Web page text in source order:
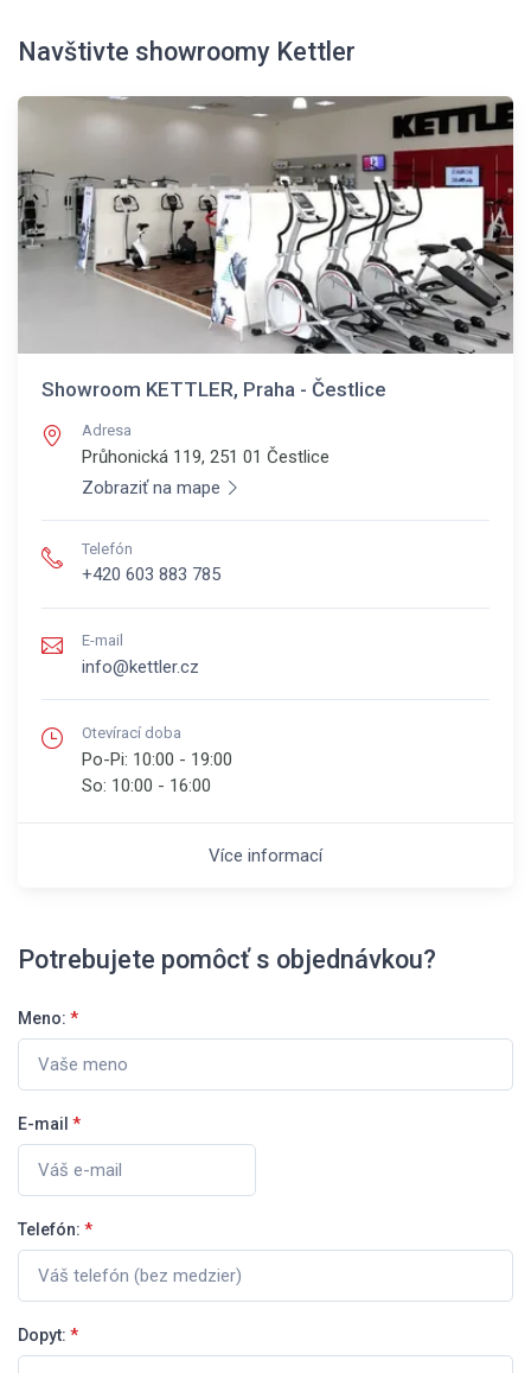
Navštivte showroomy Kettler
Showroom KETTLER, Praha - Čestlice
Adresa
Průhonická 119, 251 01 Čestlice
Zobraziť na mape
Telefón
+420 603 883 785
E-mail
info@kettler.cz
Otevírací doba
Po-Pi: 10:00 - 19:00
So: 10:00 - 16:00
Více informací
Potrebujete pomôcť s objednávkou?
Meno: *
E-mail *
Telefón: *
Dopyt: *